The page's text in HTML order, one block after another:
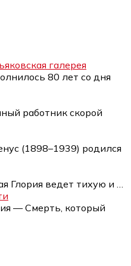
галерея
80 лет со дня
работник скорой
(1898–1939) родился
Глория ведет тихую и
— Смерть, который